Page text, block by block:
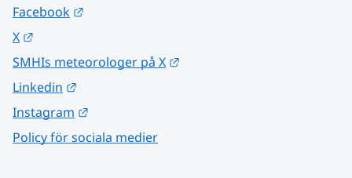
Facebook
X
SMHIs meteorologer på X
Linkedin
Instagram
Policy för sociala medier